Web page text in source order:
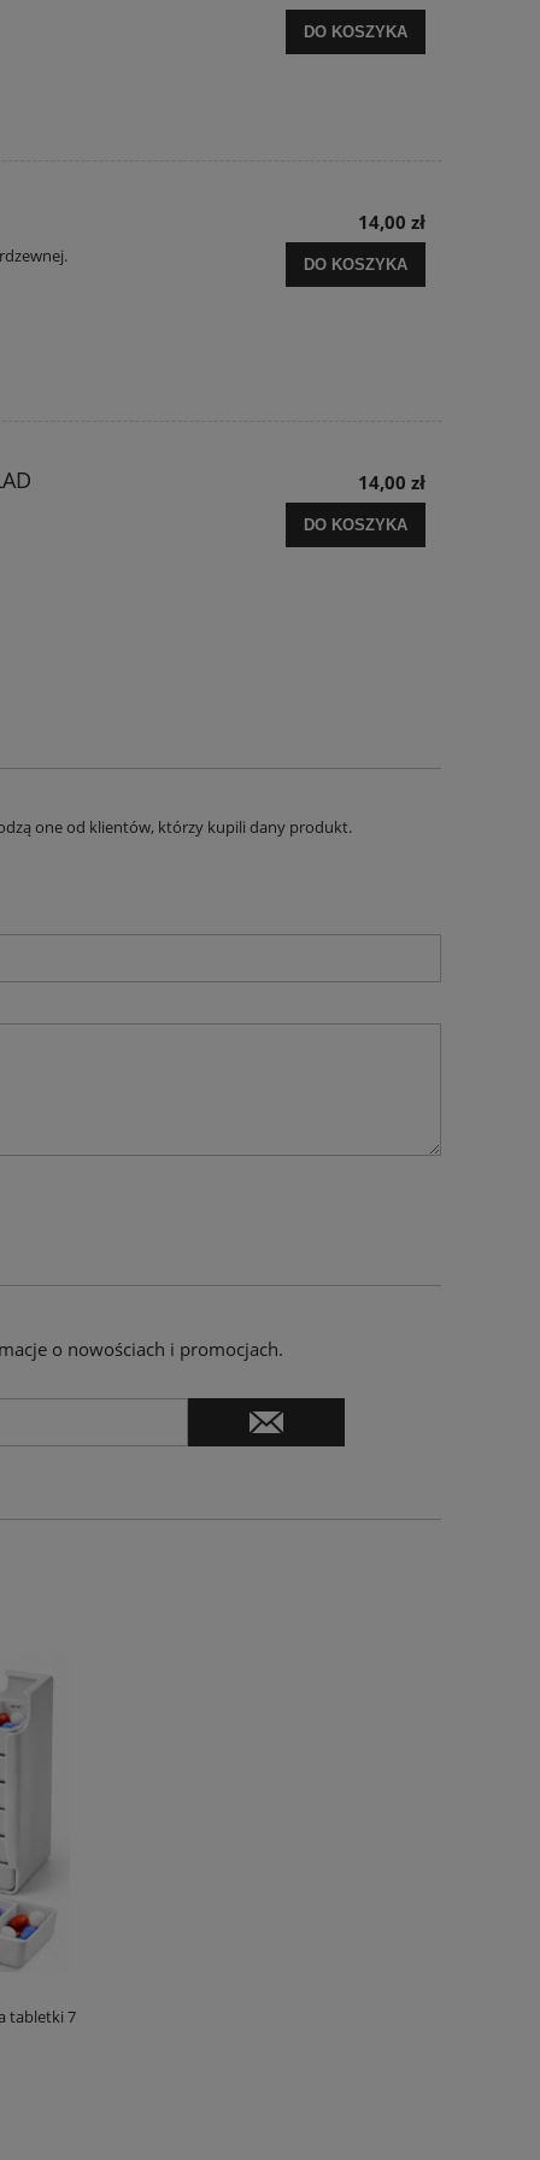
DO KOSZYKA
14,00 zł
DO KOSZYKA
14,00 zł
DO KOSZYKA
one od klientów, którzy kupili dany produkt.
o nowościach i promocjach.
tabletki 7